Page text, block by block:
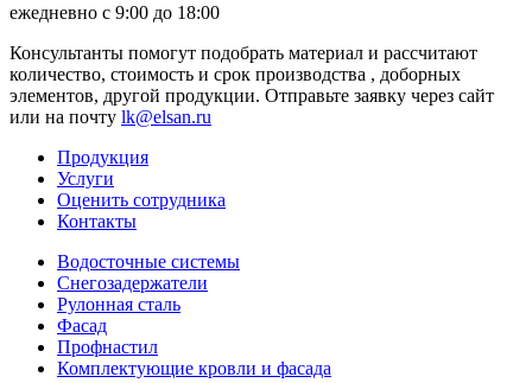
ежедневно с 9:00 до 18:00
Консультанты помогут подобрать материал и рассчитают
количество, стоимость и срок производства , доборных
элементов, другой продукции. Отправьте заявку через сайт
или на почту lk@elsan.ru
Продукция
Услуги
Оценить сотрудника
Контакты
Водосточные системы
Снегозадержатели
Рулонная сталь
Фасад
Профнастил
Комплектующие кровли и фасада